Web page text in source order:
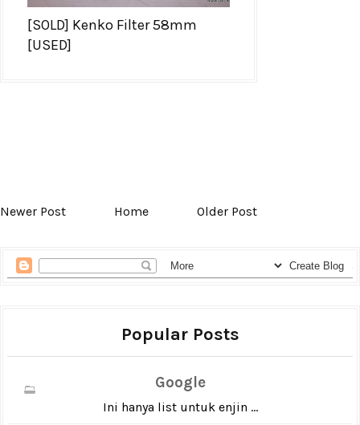
[SOLD] Kenko Filter 58mm
[USED]
Newer Post Home Older Post
Popular Posts
Google
Ini hanya list untuk enjin ...